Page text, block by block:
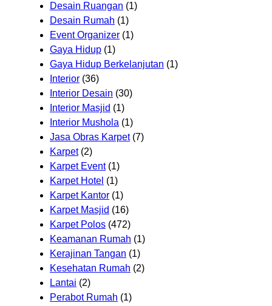
Desain Ruangan (1)
Desain Rumah (1)
Event Organizer (1)
Gaya Hidup (1)
Gaya Hidup Berkelanjutan (1)
Interior (36)
Interior Desain (30)
Interior Masjid (1)
Interior Mushola (1)
Jasa Obras Karpet(7)
Karpet(2)
Karpet Event(1)
Karpet Hotel (1)
Karpet Kantor (1)
Karpet Masjid (16)
Karpet Polos (472)
Keamanan Rumah (1)
Kerajinan Tangan (1)
Kesehatan Rumah (2)
Lantai (2)
Perabot Rumah (1)